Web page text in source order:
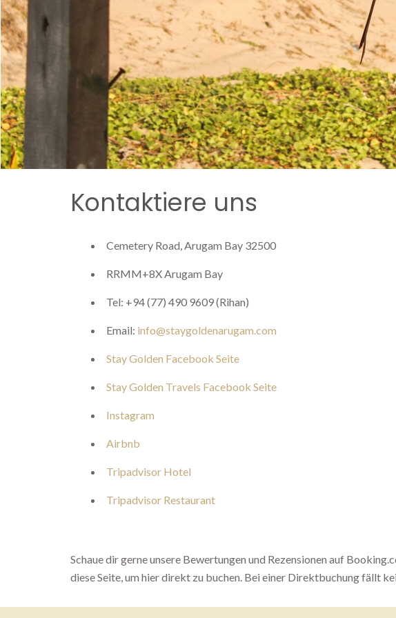
Kontaktiere uns
Cemetery Road, Arugam Bay 32500
RRMM+8X Arugam Bay
Tel: +94 (77) 490 9609‬ (Rihan)
Email: info@staygoldenarugam.com
Stay Golden Facebook Seite
Stay Golden Travels Facebook Seite
Instagram
Airbnb
Tripadvisor Hotel
Tripadvisor Restaurant
Schaue dir gerne unsere Bewertungen und Rezensionen auf
diese Seite, um hier direkt zu buchen. Bei einer Direktbuchung fällt